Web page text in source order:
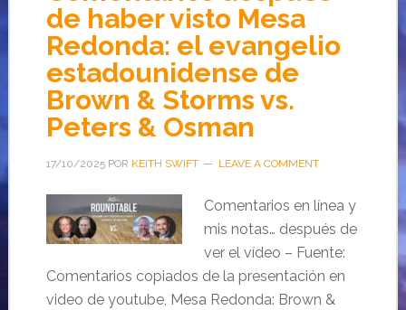
de haber visto Mesa
Redonda: el evangelio
estadounidense de
Brown & Storms vs.
Peters & Osman
17/10/2025POR KEITH SWIFT LEAVE A COMMENT
Comentarios en línea y
mis notas… después de
ver el vídeo – Fuente:
Comentarios copiados de la presentación en
video de youtube, Mesa Redonda: Brown &